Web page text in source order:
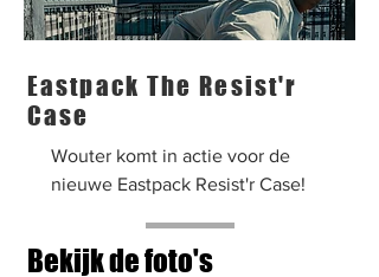
Eastpack The Resist'r
Case
Wouter komt in actie voor de
nieuwe Eastpack Resist'r Case!
Bekijk de foto's